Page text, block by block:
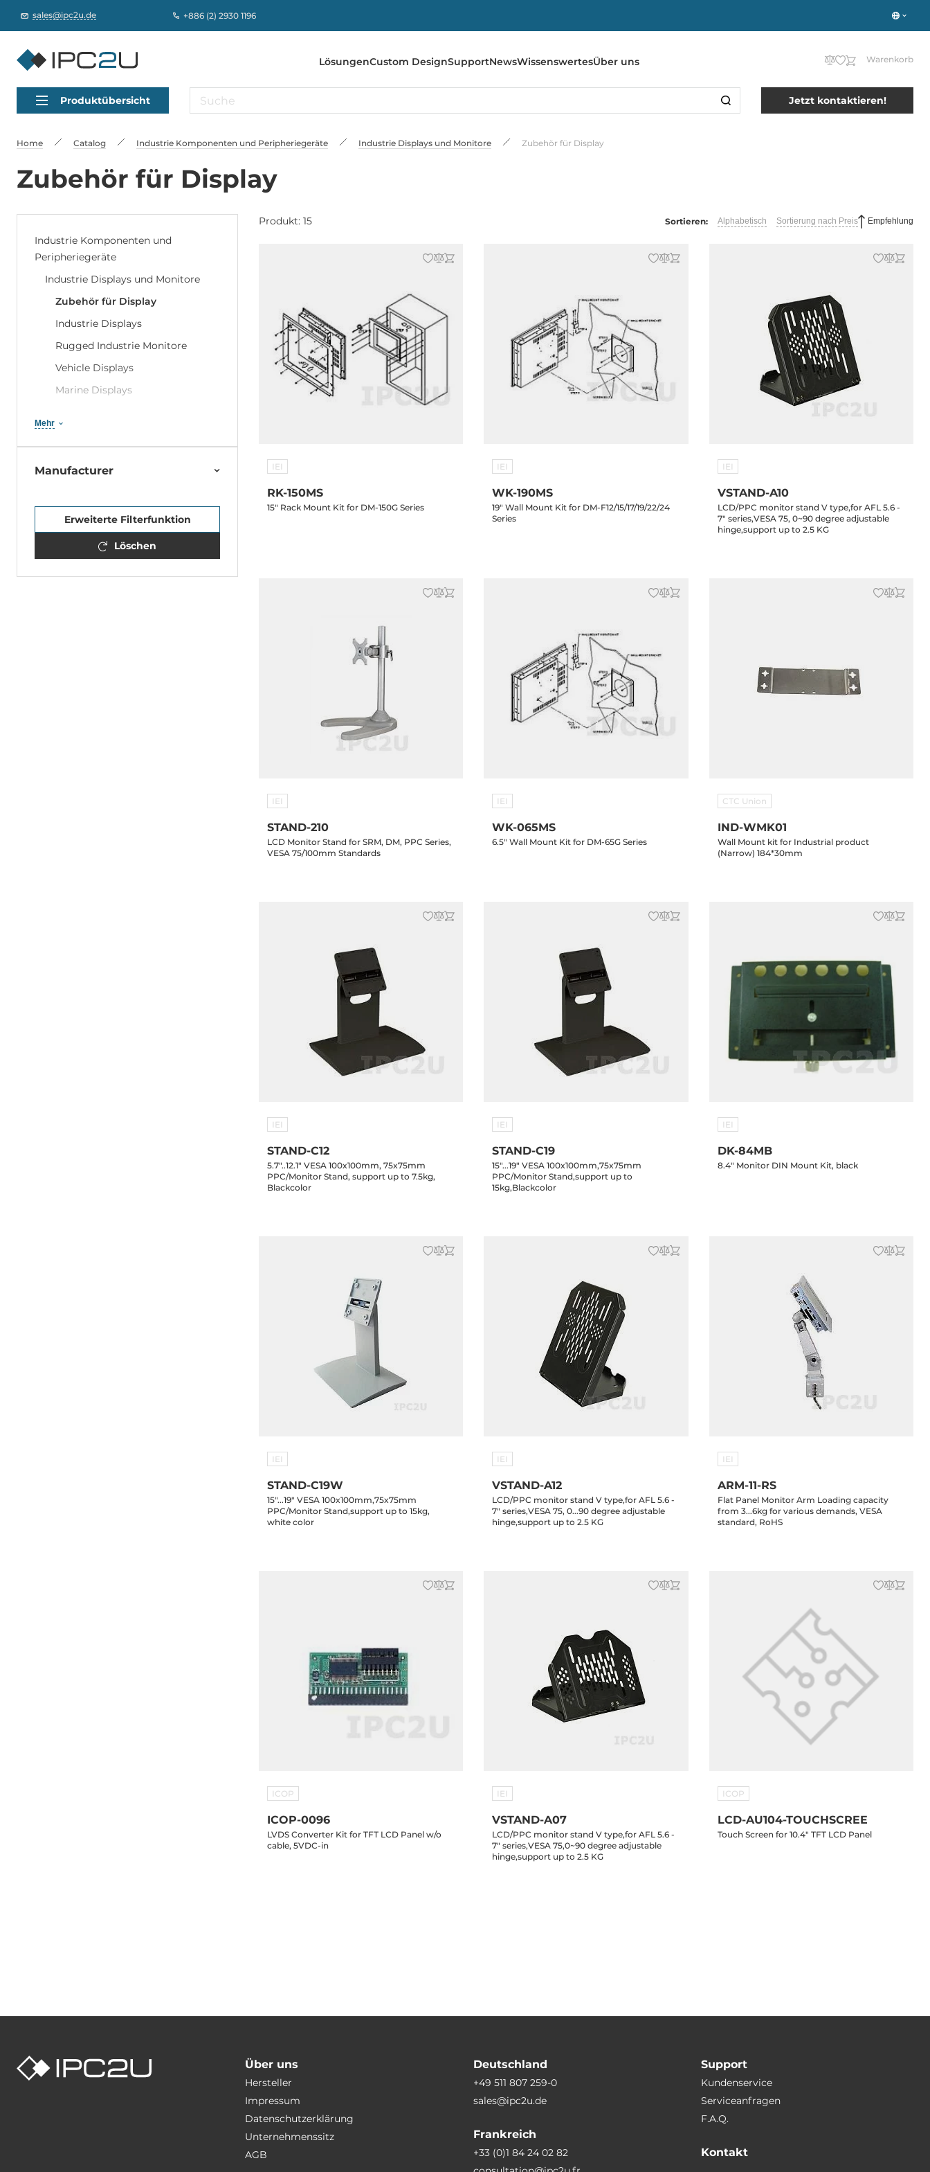
sales@ipc2u.de +886 (2) 2930 1196
LösungenCustom DesignSupportNewsWissenswertesÜber uns Warenkorb
Produktübersicht Jetzt kontaktieren!
Home Catalog Industrie Komponenten und Peripheriegeräte Industrie Displays und Monitore Zubehör für Display
Zubehör für Display
Industrie Komponenten und
Peripheriegeräte
Industrie Displays und Monitore
Zubehör für Display
Industrie Displays
Rugged Industrie Monitore
Vehicle Displays
Marine Displays
Mehr
Manufacturer
Erweiterte Filterfunktion
Löschen
Produkt: 15 Sortieren: Alphabetisch Sortierung nach Preis Empfehlung
IEI
RK-150MS
15" Rack Mount Kit for DM-150G Series
IEI
WK-190MS
19" Wall Mount Kit for DM-F12/15/17/19/22/24
Series
IEI
VSTAND-A10
LCD/PPC monitor stand V type,for AFL 5.6 -
7" series,VESA 75, 0~90 degree adjustable
hinge,support up to 2.5 KG
IEI
STAND-210
LCD Monitor Stand for SRM, DM, PPC Series,
VESA 75/100mm Standards
IEI
WK-065MS
6.5" Wall Mount Kit for DM-65G Series
CTC Union
IND-WMK01
Wall Mount kit for Industrial product
(Narrow) 184*30mm
IEI
STAND-C12
5.7"..12.1" VESA 100x100mm, 75x75mm
PPC/Monitor Stand, support up to 7.5kg,
Blackcolor
IEI
STAND-C19
15"...19" VESA 100x100mm,75x75mm
PPC/Monitor Stand,support up to
15kg,Blackcolor
IEI
DK-84MB
8.4" Monitor DIN Mount Kit, black
IEI
STAND-C19W
15"...19" VESA 100x100mm,75x75mm
PPC/Monitor Stand,support up to 15kg,
white color
IEI
VSTAND-A12
LCD/PPC monitor stand V type,for AFL 5.6 -
7" series,VESA 75, 0...90 degree adjustable
hinge,support up to 2.5 KG
IEI
ARM-11-RS
Flat Panel Monitor Arm Loading capacity
from 3...6kg for various demands, VESA
standard, RoHS
ICOP
ICOP-0096
LVDS Converter Kit for TFT LCD Panel w/o
cable, 5VDC-in
IEI
VSTAND-A07
LCD/PPC monitor stand V type,for AFL 5.6 -
7" series,VESA 75,0~90 degree adjustable
hinge,support up to 2.5 KG
ICOP
LCD-AU104-TOUCHSCREE
Touch Screen for 10.4" TFT LCD Panel
Über uns
Hersteller
Impressum
Datenschutzerklärung
Unternehmenssitz
AGB
Deutschland
+49 511 807 259-0
sales@ipc2u.de
Frankreich
+33 (0)1 84 24 02 82
Support
Kundenservice
Serviceanfragen
F.A.Q.
Kontakt